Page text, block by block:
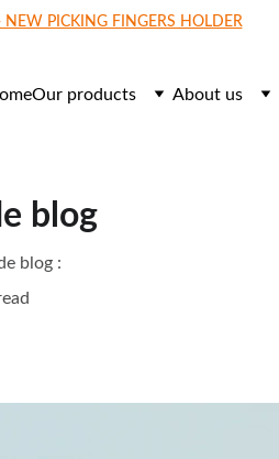
PICKING FINGERS HOLDER
Our products About us
blog
blog :